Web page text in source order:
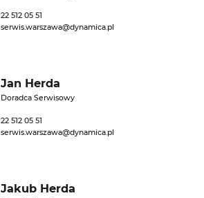
22 512 05 51
serwis.warszawa@dynamica.pl
Jan Herda
Doradca Serwisowy
22 512 05 51
serwis.warszawa@dynamica.pl
Jakub Herda